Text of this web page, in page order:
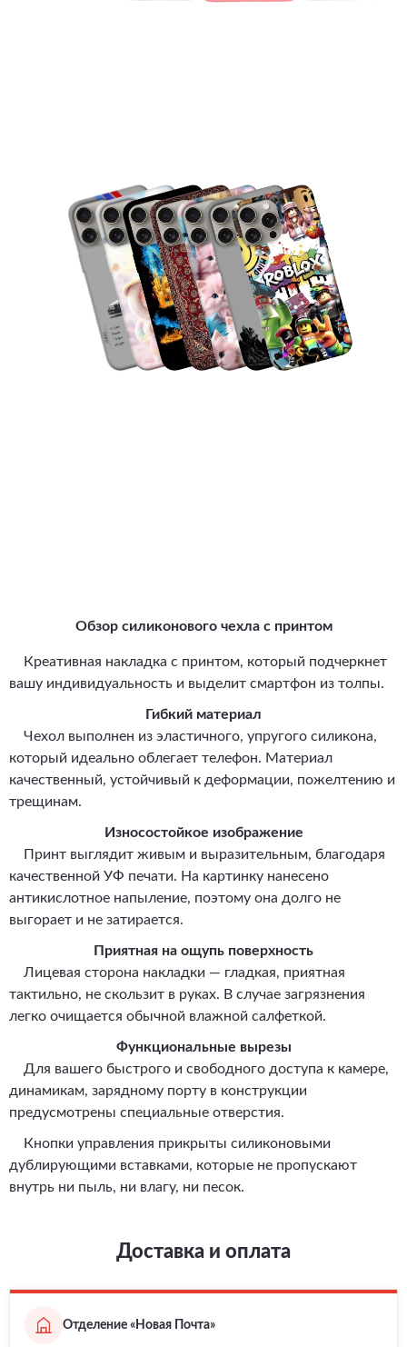
Обзор силиконового чехла с принтом
Креативная накладка с принтом, который подчеркнет
вашу индивидуальность и выделит смартфон из толпы.
Гибкий материал
Чехол выполнен из эластичного, упругого силикона,
который идеально облегает телефон. Материал
качественный, устойчивый к деформации, пожелтению и
трещинам.
Износостойкое изображение
Принт выглядит живым и выразительным, благодаря
качественной УФ печати. На картинку нанесено
антикислотное напыление, поэтому она долго не
выгорает и не затирается.
Приятная на ощупь поверхность
Лицевая сторона накладки — гладкая, приятная
тактильно, не скользит в руках. В случае загрязнения
легко очищается обычной влажной салфеткой.
Функциональные вырезы
Для вашего быстрого и свободного доступа к камере,
динамикам, зарядному порту в конструкции
предусмотрены специальные отверстия.
Кнопки управления прикрыты силиконовыми
дублирующими вставками, которые не пропускают
внутрь ни пыль, ни влагу, ни песок.
Доставка и оплата
Отделение «Новая Почта»